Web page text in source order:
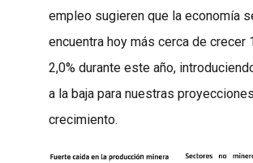
empleo sugieren que la economía
encuentra hoy más cerca de crecer
2,0% durante este año,
a la baja para nuestras
crecimiento.